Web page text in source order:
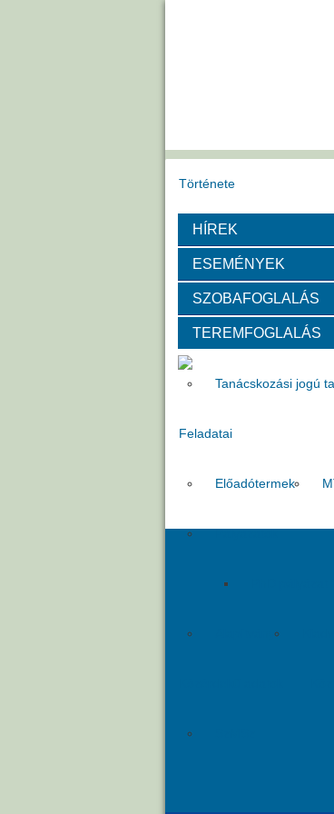
Története
Székház
Szervezeti felépítése
Választott vezetők
Tanácskozási jogú
Feladatai
Előadótermek
Pályázatok
Alapítvány
HÍREK
ESEMÉNYEK
SZOBAFOGLALÁS
TEREMFOGLALÁS